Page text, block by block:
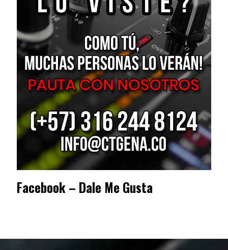
Facebook – Dale Me Gusta